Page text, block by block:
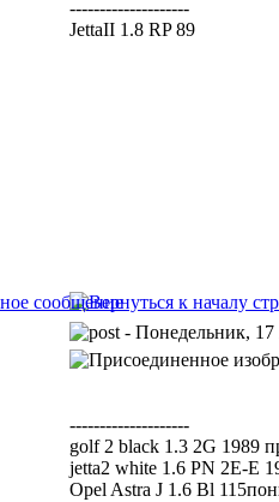
--------------------
JettaII 1.8 RP 89
- Понедельник, 17
--------------------
golf 2 black 1.3 2G 1989
jetta2 white 1.6 PN 2E-E
Opel Astra J 1.6 Bl